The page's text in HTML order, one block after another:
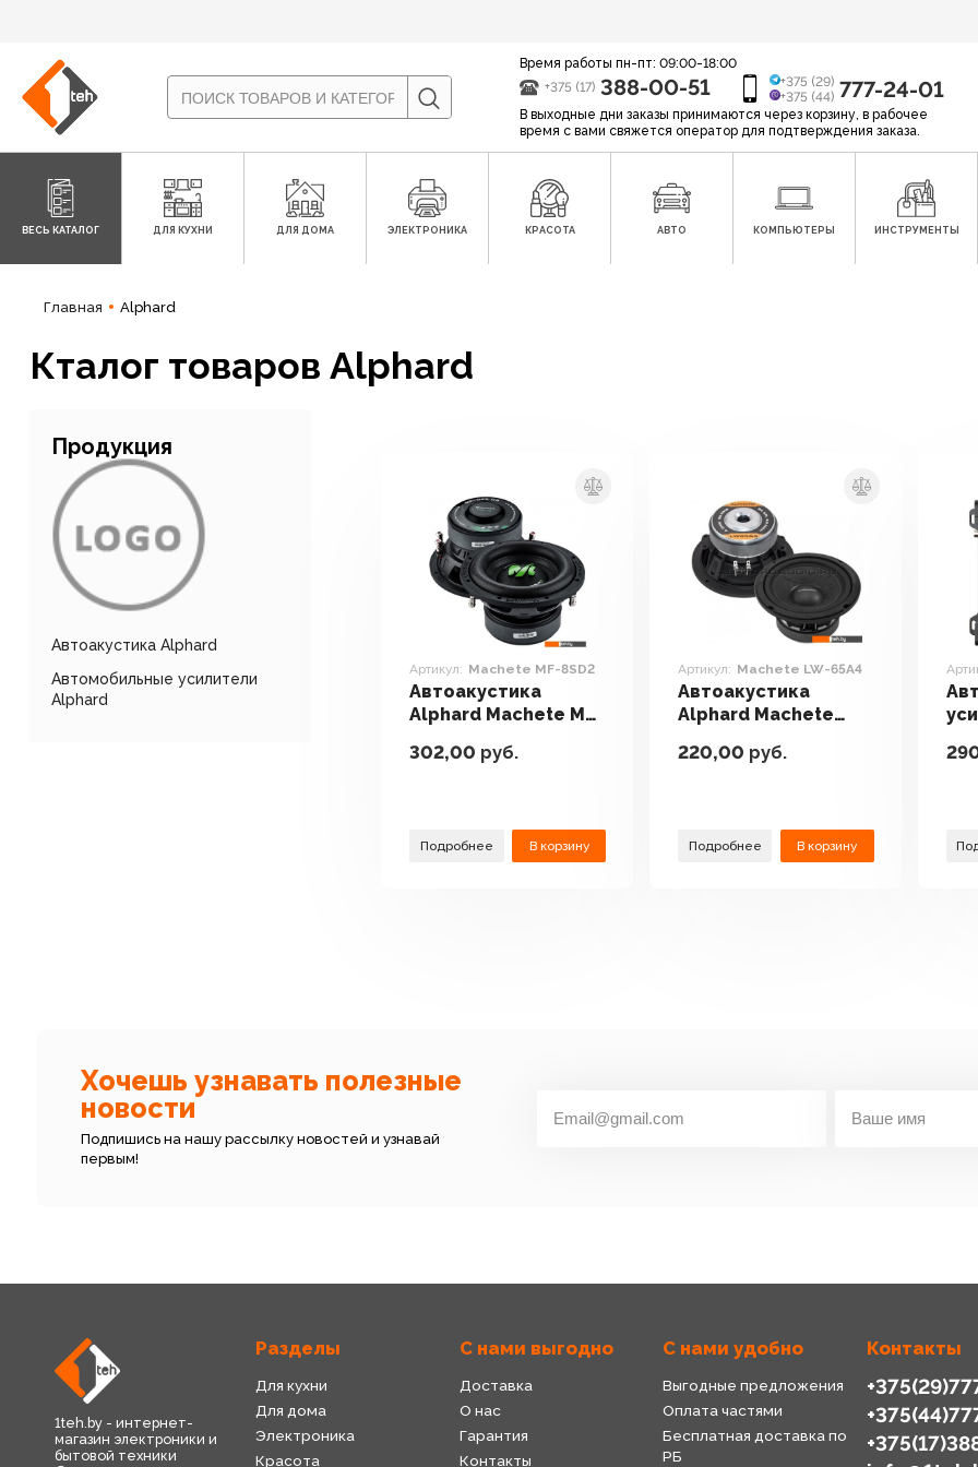
Время работы пн-пт: 09:00-18:00
+375 (17) 388-00-51
+375 (29)
+375 (44) 777-24-01
В выходные дни заказы принимаются через корзину, в рабочее
время с вами свяжется оператор для подтверждения заказа.
ВЕСЬ КАТАЛОГ ДЛЯ КУХНИ ДЛЯ ДОМА ЭЛЕКТРОНИКА КРАСОТА АВТО КОМПЬЮТЕРЫ ИНСТРУМЕНТЫ
Главная Alphard
Кталог товаров Alphard
Продукция
Автоакустика Alphard
Автомобильные усилители
Alphard
Артикул: Machete MF-8SD2
Автоакустика
Alphard Machete MF-
302,00 руб.
Подробнее В корзину
Артикул: Machete LW-65A4
Автоакустика
Alphard Machete
220,00 руб.
Подробнее В корзину
Хочешь узнавать полезные
новости
Подпишись на нашу рассылку новостей и узнавай
первым!
1teh.by - интернет-
магазин электроники и
бытовой техники
Разделы
Для кухни
Для дома
Электроника
Красота
С нами выгодно
Доставка
О нас
Гарантия
Контакты
С нами удобно
Выгодные предложения
Оплата частями
Бесплатная доставка по
РБ
Контакты